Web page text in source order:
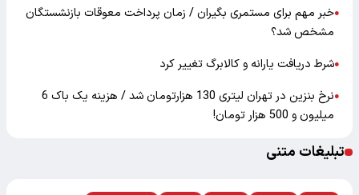
●خبر مهم برای مستمری بگیران / زمان پرداخت معوقات بازنشستگان
مشخص شد؟
●شرط دریافت یارانه و کالابرگ تغییر کرد
●
نرخ بنزین در تهران لیتری 130 هزارتومان شد / هزینه یک باک 6
میلیون و 500 هزار تومان!
تبلیغات متنی